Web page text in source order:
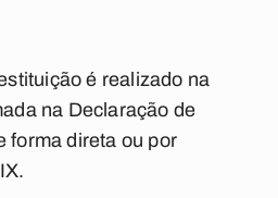
é realizado na
na Declaração de
forma direta ou por